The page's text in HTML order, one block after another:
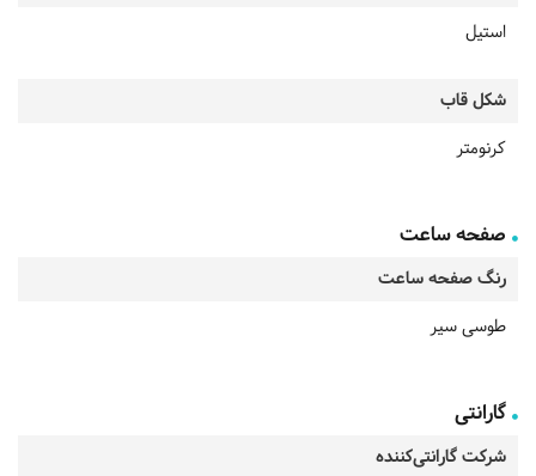
استیل
شکل قاب
کرنومتر
صفحه ساعت
رنگ صفحه ساعت
طوسی سیر
گارانتی
شرکت گارانتی‌کننده